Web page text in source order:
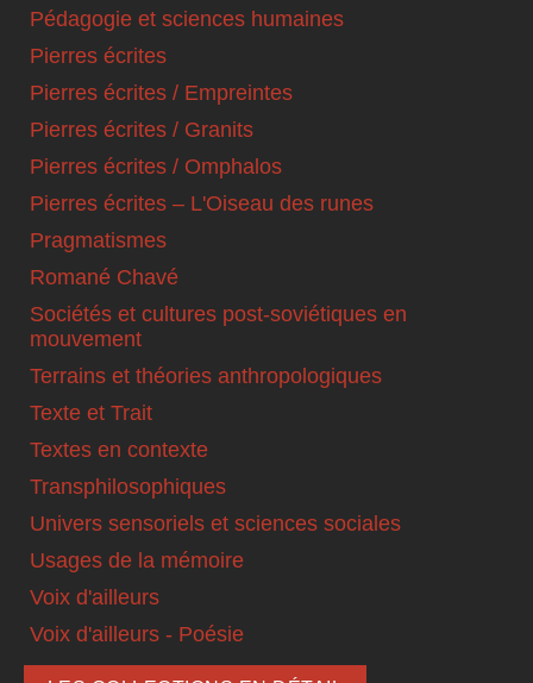
Pédagogie et sciences humaines
Pierres écrites
Pierres écrites / Empreintes
Pierres écrites / Granits
Pierres écrites / Omphalos
Pierres écrites – L'Oiseau des runes
Pragmatismes
Romané Chavé
Sociétés et cultures post-soviétiques en
mouvement
Terrains et théories anthropologiques
Texte et Trait
Textes en contexte
Transphilosophiques
Univers sensoriels et sciences sociales
Usages de la mémoire
Voix d'ailleurs
Voix d'ailleurs - Poésie